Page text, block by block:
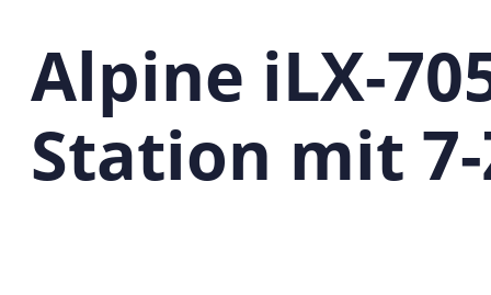
Alpine iLX-
Station mit